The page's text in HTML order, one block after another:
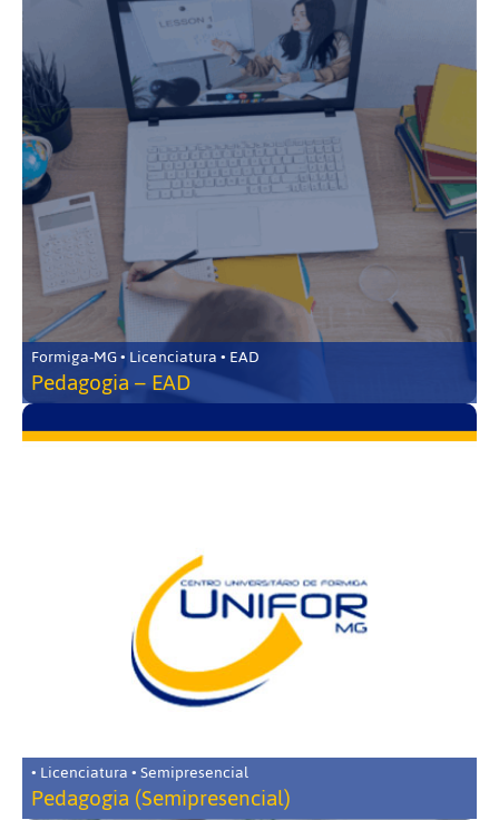
Formiga-MG • Licenciatura • EAD
Pedagogia – EAD
• Licenciatura • Semipresencial
Pedagogia (Semipresencial)